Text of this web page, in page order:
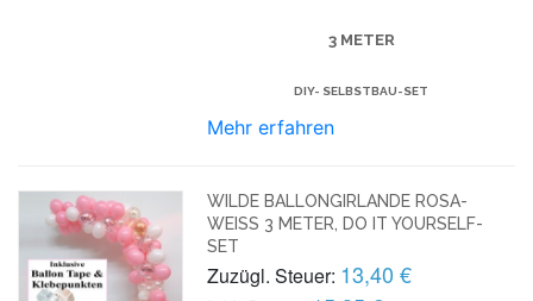
3 METER
DIY- SELBSTBAU-SET
Mehr erfahren
WILDE BALLONGIRLANDE ROSA-
WEISS 3 METER, DO IT YOURSELF-S
ET
Zuzügl. Steuer: 13,40 €